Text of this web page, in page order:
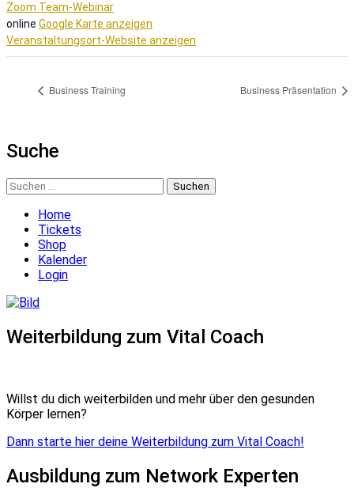
Zoom Team-Webinar
online Google Karte anzeigen
Veranstaltungsort-Website anzeigen
Business Training Business Präsentation
Suche
Suchen
Home
Tickets
Shop
Kalender
Login
Weiterbildung zum Vital Coach
Willst du dich weiterbilden und mehr über den gesunden
Körper lernen?
Dann starte hier deine Weiterbildung zum Vital Coach!
Ausbildung zum Network Experten